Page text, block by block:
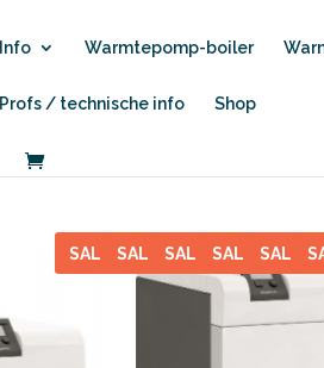
Info Warmtepomp-boiler
Profs / technische info Shop
SALE SALE SALE SALE SALE